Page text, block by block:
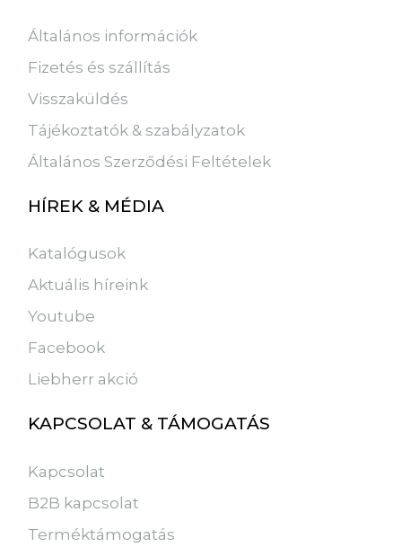
Általános információk
Fizetés és szállítás
Visszaküldés
Tájékoztatók & szabályzatok
Általános Szerződési Feltételek
HÍREK & MÉDIA
Katalógusok
Aktuális híreink
Youtube
Facebook
Liebherr akció
KAPCSOLAT & TÁMOGATÁS
Kapcsolat
B2B kapcsolat
Terméktámogatás